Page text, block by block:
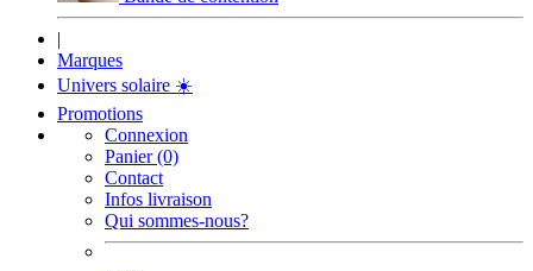
|
Marques
Univers solaire ☀️
Promotions
Connexion
Panier (0)
Contact
Infos livraison
Qui sommes-nous?